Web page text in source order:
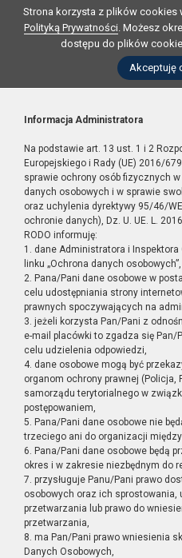
Strona korzysta z plików cookies
Polityką Prywatności. Możesz
dostępu do plików
Akceptuję
Informacja Administratora
Na podstawie art. 13 ust. 1 i 2
Europejskiego i Rady (UE) 2016/
sprawie ochrony osób fizycznych
danych osobowych i w sprawie
oraz uchylenia dyrektywy 95/46/
ochronie danych), Dz. U. UE. L.
RODO informuję:
1. dane Administratora i
linku „Ochrona danych osobowych”,
2. Pana/Pani dane osobowe w
celu udostępniania strony
prawnych spoczywających na
3. jeżeli korzysta Pan/Pani z
e-mail placówki to zgadza się
celu udzielenia odpowiedzi,
4. dane osobowe mogą być
organom ochrony prawnej (Policja,
samorządu terytorialnego w
postępowaniem,
5. Pana/Pani dane osobowe nie
trzeciego ani do organizacji
6. Pana/Pani dane osobowe będą
okres i w zakresie niezbędnym do
7. przysługuje Panu/Pani prawo
osobowych oraz ich sprostowania,
przetwarzania lub prawo do
przetwarzania,
8. ma Pan/Pani prawo wniesienia
Danych Osobowych,